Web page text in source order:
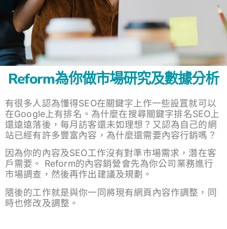
Reform為你做市場研究及數據分析
有很多人認為懂得SEO在關鍵字上作一些設罝就可以
在Google上有排名。為什麼在搜尋關鍵字排名SEO上
還遠遠落後，每月訪客還未如理想？又認為自己的網
站已經有許多豐富內容，為什麼還需要內容行銷嗎？
因為你的內容及SEO工作沒有對準市場需求，潛在客
戶需要。 Reform的內容銷營會先為你公司業務進行
市場調查，然後再作出建議及規劃。
隨後的工作就是與你一同將現有網頁內容作調整，同
時也修改及調整。